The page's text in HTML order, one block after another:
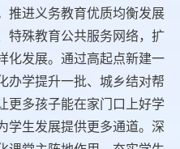
推进义务教育优质均衡发展
特殊教育公共服务网络，扩
化发展。通过高起点新建一
办学提升一批、城乡结对帮
更多孩子能在家门口上好学
学生发展提供更多通道。深